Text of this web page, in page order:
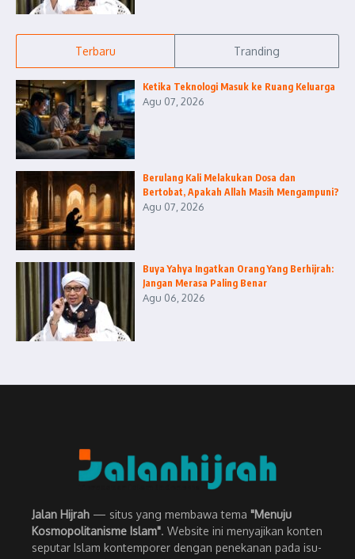
Terbaru Tranding
Ketika Teknologi Masuk ke Ruang Keluarga
Agu 07, 2026
Berulang Kali Melakukan Dosa dan
Bertobat, Apakah Allah Masih Mengampuni?
Agu 07, 2026
Buya Yahya Ingatkan Orang Yang Berhijrah:
Jangan Merasa Paling Benar
Agu 06, 2026
Jalan Hijrah — situs yang membawa tema "Menuju
Kosmopolitanisme Islam". Website ini menyajikan konten
seputar Islam kontemporer dengan penekanan pada isu-